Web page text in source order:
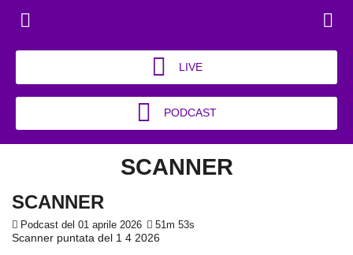
LIVE
PODCAST
SCANNER
SCANNER
Podcast del 01 aprile 2026 51m 53s
Scanner puntata del 1 4 2026